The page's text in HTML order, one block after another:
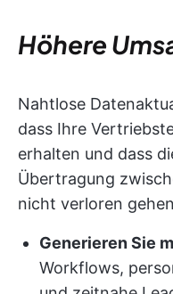
Höhere
Nahtlose
dass Ihre
erhalten und dass
Übertragung
nicht verloren
Generieren Sie
Workflows,